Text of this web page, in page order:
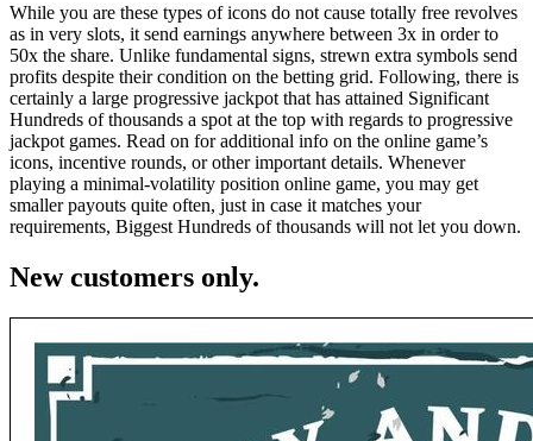
While you are these types of icons do not cause totally free revolves
as in very slots, it send earnings anywhere between 3x in order to
50x the share. Unlike fundamental signs, strewn extra symbols send
profits despite their condition on the betting grid. Following, there is
certainly a large progressive jackpot that has attained Significant
Hundreds of thousands a spot at the top with regards to progressive
jackpot games. Read on for additional info on the online game’s
icons, incentive rounds, or other important details. Whenever
playing a minimal-volatility position online game, you may get
smaller payouts quite often, just in case it matches your
requirements, Biggest Hundreds of thousands will not let you down.
New customers only.